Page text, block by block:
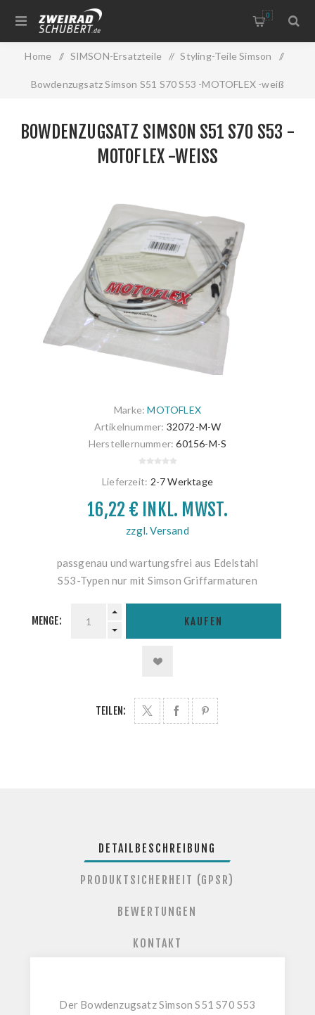
0
Home / SIMSON-Ersatzteile / Styling-Teile Simson /
Bowdenzugsatz Simson S51 S70 S53 -MOTOFLEX -weiß
BOWDENZUGSATZ SIMSON S51 S70 S53 -
MOTOFLEX -WEISS
Marke: MOTOFLEX
Artikelnummer: 32072-M-W
Herstellernummer: 60156-M-S
Lieferzeit: 2-7 Werktage
16,22 € INKL. MWST.
zzgl. Versand
passgenau und wartungsfrei aus Edelstahl
S53-Typen nur mit Simson Griffarmaturen
MENGE: KAUFEN
TEILEN:
DETAILBESCHREIBUNG
PRODUKTSICHERHEIT (GPSR)
BEWERTUNGEN
KONTAKT
Der Bowdenzugsatz Simson S51 S70 S53